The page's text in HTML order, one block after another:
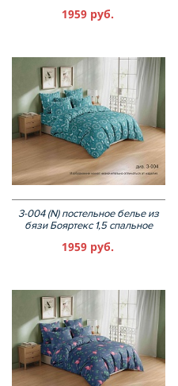
1959 руб.
3-004 (N) постельное белье из
бязи Бояртекс 1,5 спальное
1959 руб.